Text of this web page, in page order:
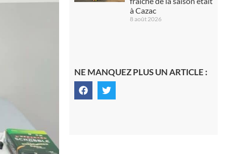
à Cazac
8 août 2026
NE MANQUEZ PLUS UN ARTICLE :